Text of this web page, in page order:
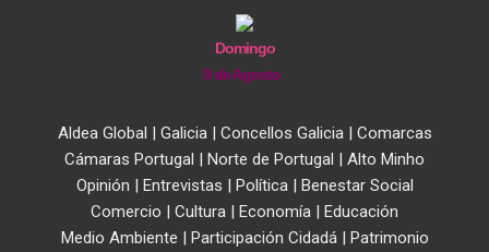
Domingo
9 de Agosto
Aldea Global | Galicia| Concellos Galicia| Comarcas
Cámaras Portugal | Norte de Portugal | Alto Minho
Opinión | Entrevistas | Política| Benestar Social
Comercio | Cultura | Economía | Educación
Medio Ambiente | Participación Cidadá| Patrimonio